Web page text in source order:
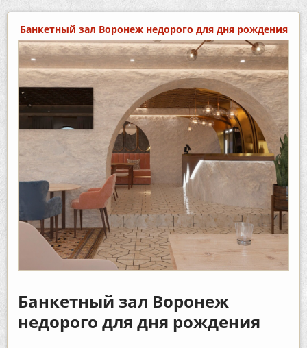
Банкетный зал Воронеж недорого для дня рождения
Банкетный зал Воронеж
недорого для дня рождения